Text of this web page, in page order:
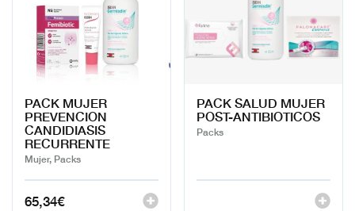
PACK MUJER
PREVENCION
CANDIDIASIS
RECURRENTE
Mujer, Packs
65,34€
PACK SALUD MUJER
POST-ANTIBIOTICOS
Packs